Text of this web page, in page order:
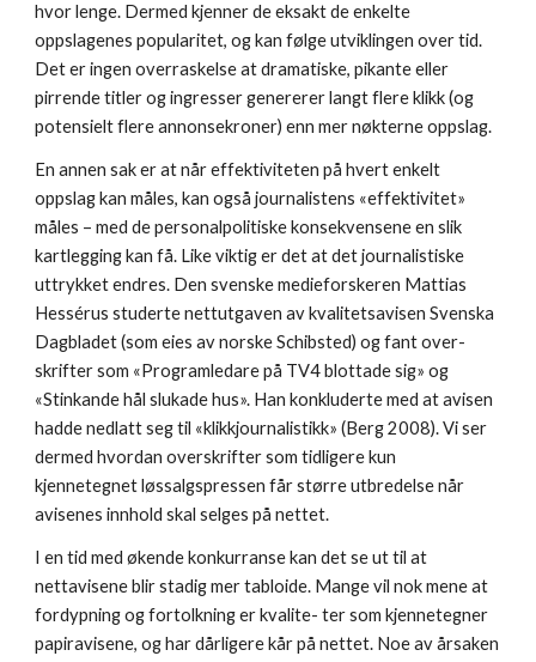
hvor lenge. Dermed kjenner de eksakt de enkelte
oppslagenes popularitet, og kan følge utviklingen over tid.
Det er ingen overraskelse at dramatiske, pikante eller
pirrende titler og ingresser genererer langt flere klikk (og
potensielt flere annonsekroner) enn mer nøkterne oppslag.
En annen sak er at når effektiviteten på hvert enkelt
oppslag kan måles, kan også journalistens «effektivitet»
måles – med de personalpolitiske konsekvensene en slik
kartlegging kan få. Like viktig er det at det journalistiske
uttrykket endres. Den svenske medieforskeren Mattias
Hessérus studerte nettutgaven av kvalitetsavisen Svenska
Dagbladet (som eies av norske Schibsted) og fant over-
skrifter som «Programledare på TV4 blottade sig» og
«Stinkande hål slukade hus». Han konkluderte med at avisen
hadde nedlatt seg til «klikkjournalistikk» (Berg 2008). Vi ser
dermed hvordan overskrifter som tidligere kun
kjennetegnet løssalgspressen får større utbredelse når
avisenes innhold skal selges på nettet.
I en tid med økende konkurranse kan det se ut til at
nettavisene blir stadig mer tabloide. Mange vil nok mene at
fordypning og fortolkning er kvalite- ter som kjennetegner
papiravisene, og har dårligere kår på nettet. Noe av årsaken